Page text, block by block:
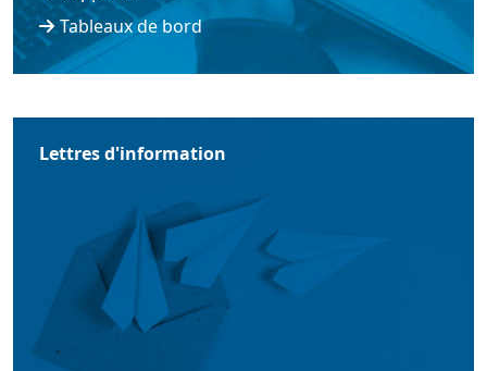
Tableaux de bord
Lettres d'information